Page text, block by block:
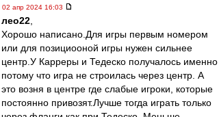
02 апр 2024 16:03
лео22
Хорошо написано.Для игры первым номером
или для позициооной игры нужен сильнее
центр.У Карреры и Тедеско получалось именно
потому что игра не строилась через центр. А
это возня в центре где слабые игроки, которые
постоянно привозят.Лучше тогда играть только